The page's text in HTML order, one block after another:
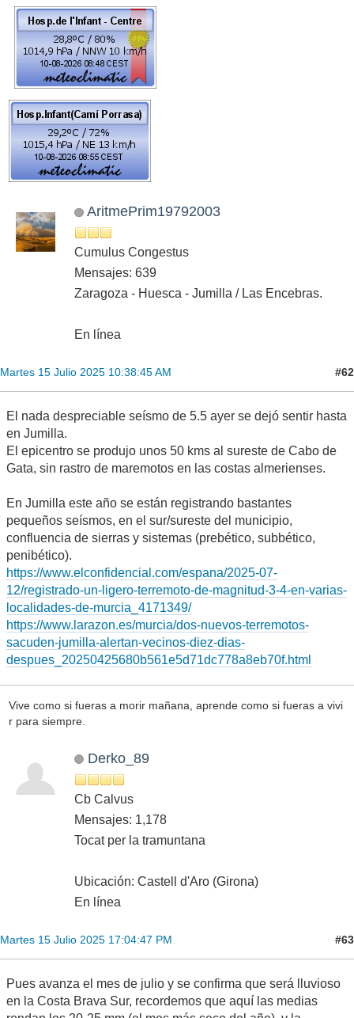
AritmePrim19792003
Cumulus Congestus
Mensajes: 639
Zaragoza - Huesca - Jumilla / Las Encebras.
En línea
Martes 15 Julio 2025 10:38:45 AM #62
El nada despreciable seísmo de 5.5 ayer se dejó sentir hasta
en Jumilla.
El epicentro se produjo unos 50 kms al sureste de Cabo de
Gata, sin rastro de maremotos en las costas almerienses.
En Jumilla este año se están registrando bastantes
pequeños seísmos, en el sur/sureste del municipio,
confluencia de sierras y sistemas (prebético, subbético,
penibético).
https://www.elconfidencial.com/espana/2025-07-
12/registrado-un-ligero-terremoto-de-magnitud-3-4-en-varias-
localidades-de-murcia_4171349/
https://www.larazon.es/murcia/dos-nuevos-terremotos-
sacuden-jumilla-alertan-vecinos-diez-dias-
despues_20250425680b561e5d71dc778a8eb70f.html
Vive como si fueras a morir mañana, aprende como si fueras a vivi
r para siempre.
Derko_89
Cb Calvus
Mensajes: 1,178
Tocat per la tramuntana
Ubicación: Castell d'Aro (Girona)
En línea
Martes 15 Julio 2025 17:04:47 PM #63
Pues avanza el mes de julio y se confirma que será lluvioso
en la Costa Brava Sur, recordemos que aquí las medias